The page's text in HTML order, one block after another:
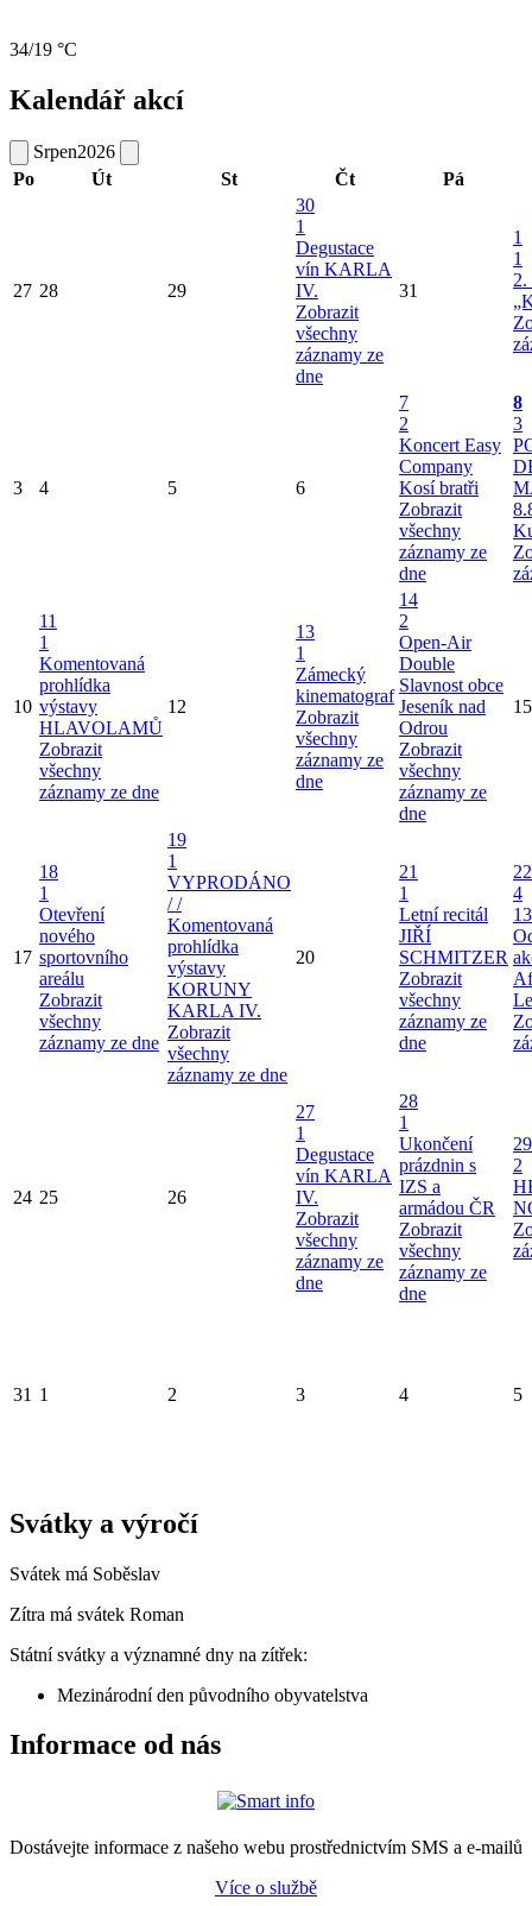
34/19 °C
Kalendář akcí
Srpen2026
Po
Út St Čt Pá
27 28 29
30
1
Degustace
vín KARLA
IV.
Zobrazit
všechny
záznamy ze
dne
31
1
1
2.
3 4 5 6
7
2
Koncert Easy
Company
Kosí bratři
Zobrazit
všechny
záznamy ze
dne
8
3
10
11
1
Komentovaná
prohlídka
výstavy
HLAVOLAMŮ
Zobrazit
všechny
záznamy ze dne
12
13
1
Zámecký
kinematograf
Zobrazit
všechny
záznamy ze
dne
14
2
Open-Air
Double
Slavnost obce
Jeseník nad
Odrou
Zobrazit
všechny
záznamy ze
dne
15
17
18
1
Otevření
nového
sportovního
areálu
Zobrazit
všechny
záznamy ze dne
19
1
VYPRODÁNO
/ /
Komentovaná
prohlídka
výstavy
KORUNY
KARLA IV.
Zobrazit
všechny
záznamy ze dne
20
21
1
Letní recitál
JIŘÍ
SCHMITZER
Zobrazit
všechny
záznamy ze
dne
22
4
24 25 26
27
1
Degustace
vín KARLA
IV.
Zobrazit
všechny
záznamy ze
dne
28
1
Ukončení
prázdnin s
IZS a
armádou ČR
Zobrazit
všechny
záznamy ze
dne
29
2
31 1 2 3 4 5
Svátky a výročí
Svátek má Soběslav
Zítra má svátek Roman
Státní svátky a významné dny na zítřek:
Mezinárodní den původního obyvatelstva
Informace od nás
Dostávejte informace z našeho webu prostřednictvím SMS a e-mailů
Více o službě